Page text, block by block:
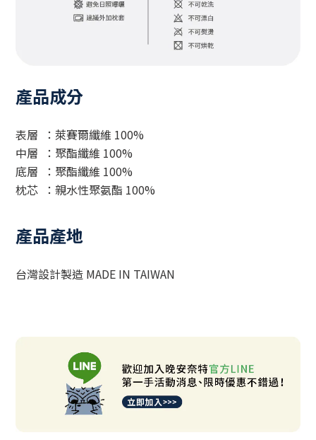
產品成分
表層
：萊賽爾纖維 100%
中層 ：聚酯纖維 100%
底層 ：聚酯纖維 100%
枕芯 ：親水性聚氨酯 100%
產品產地
台灣設計製造 MADE IN TAIWAN